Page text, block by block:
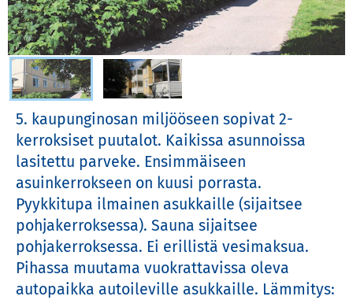
Valitse kuva
5. kaupunginosan miljööseen sopivat 2-
kerroksiset puutalot. Kaikissa asunnoissa
lasitettu parveke. Ensimmäiseen
asuinkerrokseen on kuusi porrasta.
Pyykkitupa ilmainen asukkaille (sijaitsee
pohjakerroksessa). Sauna sijaitsee
pohjakerroksessa. Ei erillistä vesimaksua.
Pihassa muutama vuokrattavissa oleva
autopaikka autoileville asukkaille. Lämmitys: